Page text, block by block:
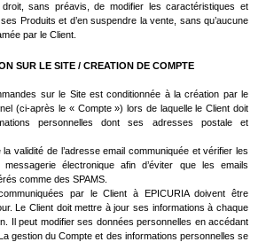
sans préavis, de modifier les caractéristiques et
Produits et d’en suspendre la vente, sans qu’aucune
par le Client.
SUR LE SITE / CREATION DE COMPTE
sur le Site est conditionnée à la création par le
(ci-après le « Compte ») lors de laquelle le Client doit
personnelles dont ses adresses postale et
validité de l’adresse email communiquée et vérifier les
électronique afin d’éviter que les emails
comme des SPAMS.
par le Client à EPICURIA doivent être
Le Client doit mettre à jour ses informations à chaque
Il peut modifier ses données personnelles en accédant
gestion du Compte et des informations personnelles se